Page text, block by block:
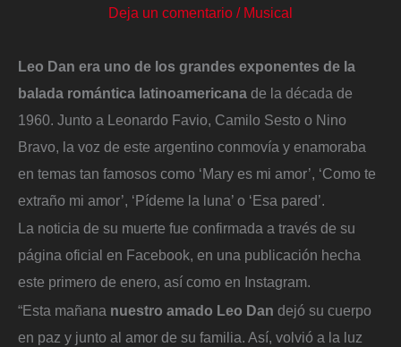
Deja un comentario / Musical
Leo Dan era uno de los grandes exponentes de la
balada romántica latinoamericana de la década de
1960. Junto a Leonardo Favio, Camilo Sesto o Nino
Bravo, la voz de este argentino conmovía y enamoraba
en temas tan famosos como ‘Mary es mi amor’, ‘Como te
extraño mi amor’, ‘Pídeme la luna’ o ‘Esa pared’.
La noticia de su muerte fue confirmada a través de su
página oficial en Facebook, en una publicación hecha
este primero de enero, así como en Instagram.
“Esta mañana nuestro amado Leo Dan dejó su cuerpo
en paz y junto al amor de su familia. Así, volvió a la luz